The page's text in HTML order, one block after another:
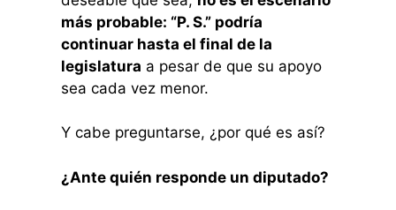
más probable: “P. S.” podría
continuar hasta el final de la
legislatura a pesar de que su apoyo
sea cada vez menor.
Y cabe preguntarse, ¿por qué es así?
¿Ante quién responde un diputado?